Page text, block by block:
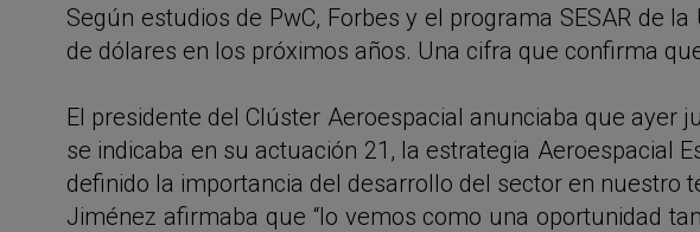
Según estudios de PwC, Forbes y el programa SESAR de
de dólares en los próximos años. Una cifra que confirma
El presidente del Clúster Aeroespacial anunciaba que ayer
se indicaba en su actuación 21, la estrategia Aeroespacial
definido la importancia del desarrollo del sector en nuestro
Jiménez afirmaba que “lo vemos como una oportunidad